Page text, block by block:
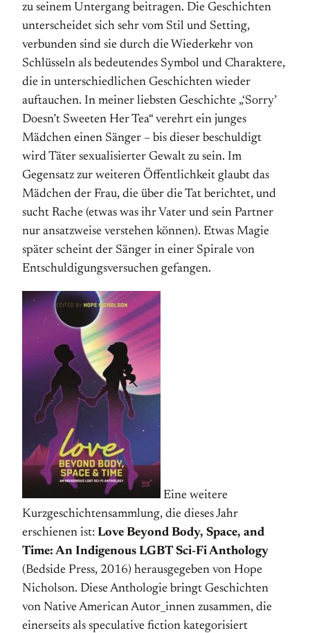
zu seinem Untergang beitragen. Die Geschichten
unterscheidet sich sehr vom Stil und Setting,
verbunden sind sie durch die Wiederkehr von
Schlüsseln als bedeutendes Symbol und Charaktere,
die in unterschiedlichen Geschichten wieder
auftauchen. In meiner liebsten Geschichte „‘Sorry’
Doesn’t Sweeten Her Tea“ verehrt ein junges
Mädchen einen Sänger – bis dieser beschuldigt
wird Täter sexualisierter Gewalt zu sein. Im
Gegensatz zur weiteren Öffentlichkeit glaubt das
Mädchen der Frau, die über die Tat berichtet, und
sucht Rache (etwas was ihr Vater und sein Partner
nur ansatzweise verstehen können). Etwas Magie
später scheint der Sänger in einer Spirale von
Entschuldigungsversuchen gefangen.
Eine weitere
Kurzgeschichtensammlung, die dieses Jahr
erschienen ist: Love Beyond Body, Space, and
Time: An Indigenous LGBT Sci-Fi Anthology
(Bedside Press, 2016) herausgegeben von Hope
Nicholson. Diese Anthologie bringt Geschichten
von Native American Autor_innen zusammen, die
einerseits als speculative fiction kategorisiert